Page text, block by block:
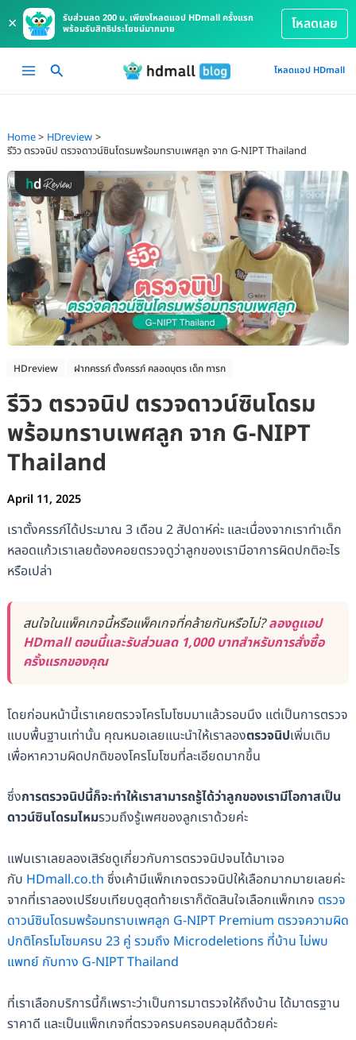
×
รับส่วนลด 200 บ. เพียงโหลดแอป HDmall ครั้งแรก
พร้อมรับสิทธิประโยชน์มากมาย
โหลดเลย
Main
โหลดแอป HDmall
Home
HDreview
รีวิว ตรวจนิป ตรวจดาวน์ซินโดรมพร้อมทราบเพศลูก จาก G-NIPT Thailand
HDreview ฝากครรภ์ ตั้งครรภ์ คลอดบุตร เด็ก ทารก
รีวิว ตรวจนิป ตรวจดาวน์ซินโดรม
พร้อมทราบเพศลูก จาก G-NIPT
Thailand
April 11, 2025
เราตั้งครรภ์ได้ประมาณ 3 เดือน 2 สัปดาห์ค่ะ และเนื่องจากเราทำเด็ก
หลอดแก้วเราเลยต้องคอยตรวจดูว่าลูกของเรามีอาการผิดปกติอะไร
หรือเปล่า
สนใจในแพ็คเกจนี้หรือแพ็คเกจที่คล้ายกันหรือไม่?ลองดูแอป
HDmall ตอนนี้และรับส่วนลด 1,000 บาทสำหรับการสั่งซื้อ
ครั้งแรกของคุณ
โดยก่อนหน้านี้เราเคยตรวจโครโมโซมมาแล้วรอบนึง แต่เป็นการตรวจ
แบบพื้นฐานเท่านั้น คุณหมอเลยแนะนำให้เราลองตรวจนิปเพิ่มเติม
เพื่อหาความผิดปกติของโครโมโซมที่ละเอียดมากขึ้น
ซึ่งการตรวจนิปนี้ก็จะทำให้เราสามารถรู้ได้ว่าลูกของเรามีโอกาสเป็น
ดาวน์ซินโดรมไหมรวมถึงรู้เพศของลูกเราด้วยค่ะ
แฟนเราเลยลองเสิร์ชดูเกี่ยวกับการตรวจนิปจนได้มาเจอ
กับ HDmall.co.th ซึ่งเค้ามีแพ็กเกจตรวจนิปให้เลือกมากมายเลยค่ะ
จากที่เราลองเปรียบเทียบดูสุดท้ายเราก็ตัดสินใจเลือกแพ็กเกจ ตรวจ
ดาวน์ซินโดรมพร้อมทราบเพศลูก G-NIPT Premium ตรวจความผิด
ปกติโครโมโซมครบ 23 คู่ รวมถึง Microdeletions ที่บ้าน ไม่พบ
แพทย์ กับทาง G-NIPT Thailand
ที่เราเลือกบริการนี้ก็เพราะว่าเป็นการมาตรวจให้ถึงบ้าน ได้มาตรฐาน
ราคาดี และเป็นแพ็กเกจที่ตรวจครบครอบคลุมดีด้วยค่ะ